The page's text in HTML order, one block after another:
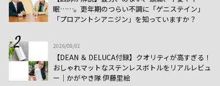
眠……。更年期のつらい不調に「ゲニステイン」
「プロアントシアニジン」を知っていますか？
2026/08/01
【DEAN ＆ DELUCA付録】クオリティが高すぎる！
おしゃれマットなステンレスボトルをリアルレビュ
ー│かがやき隊 伊藤里絵